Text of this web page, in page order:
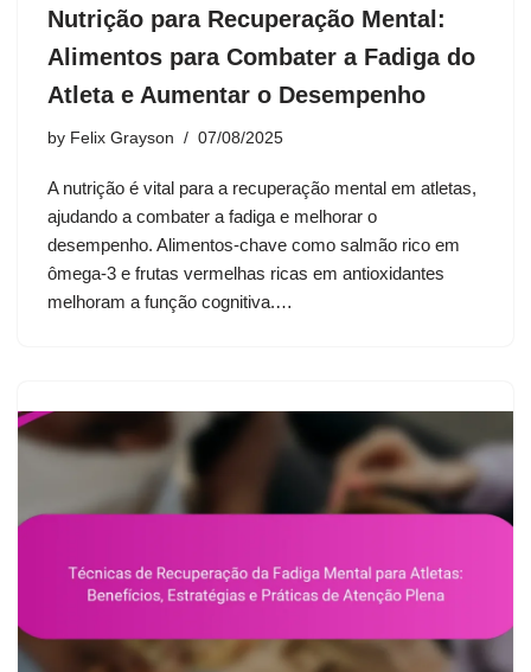
Nutrição para Recuperação Mental:
Alimentos para Combater a Fadiga do
Atleta e Aumentar o Desempenho
by Felix Grayson 07/08/2025
A nutrição é vital para a recuperação mental em atletas,
ajudando a combater a fadiga e melhorar o
desempenho. Alimentos-chave como salmão rico em
ômega-3 e frutas vermelhas ricas em antioxidantes
melhoram a função cognitiva.…